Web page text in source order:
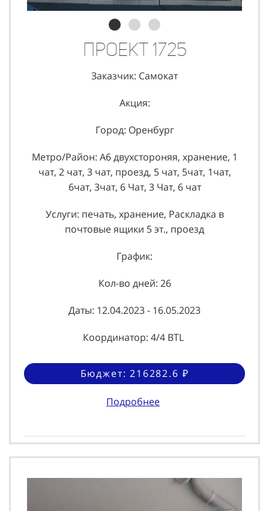
Проект 1725
Заказчик: Самокат
Акция:
Город: Оренбург
Метро/Район: А6 двухстороняя, хранение, 1
чат, 2 чат, 3 чат, проезд, 5 чат, 5чат, 1чат,
6чат, 3чат, 6 Чат, 3 Чат, 6 чат
Услуги: печать, хранение, Раскладка в
почтовые ящики 5 эт., проезд
График:
Кол-во дней: 26
Даты: 12.04.2023 - 16.05.2023
Координатор: 4/4 BTL
Бюджет: 216282.6 ₽
Подробнее